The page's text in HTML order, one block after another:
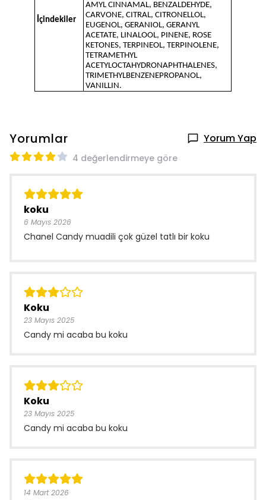
İçindekiler
AMYL CINNAMAL, BENZALDEHYDE,
CARVONE, CITRAL, CITRONELLOL,
EUGENOL, GERANIOL, GERANYL
ACETATE, LINALOOL, PINENE, ROSE
KETONES, TERPINEOL, TERPINOLENE,
TETRAMETHYL
ACETYLOCTAHYDRONAPHTHALENES,
TRIMETHYLBENZENEPROPANOL,
VANILLIN.
Yorumlar Yorum Yap
4 değerlendirmeye göre
koku
6 Mayıs 2026
Chanel Candy muadili çok güzel tatlı bir koku
Koku
23 Mayıs 2025
Candy mi acaba bu koku
Koku
23 Mayıs 2025
Candy mi acaba bu koku
14 Mart 2026